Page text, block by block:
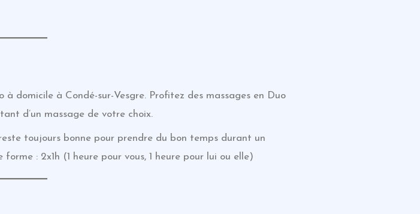
domicile à Condé-sur-Vesgre. Profitez des massages en Duo
d’un massage de votre choix.
toujours bonne pour prendre du bon temps durant un
: 2x1h (1 heure pour vous, 1 heure pour lui ou elle)